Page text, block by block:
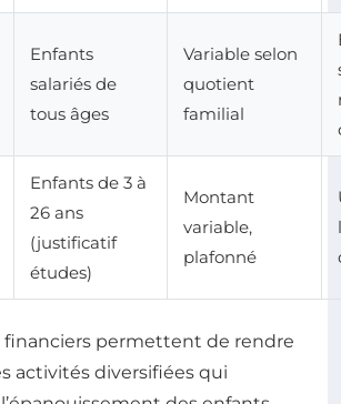
Enfants
salariés de
tous âges
Variable selon
quotient
familial
Enfants de 3 à
26 ans
(justificatif
études)
Montant
variable,
plafonné
financiers permettent de rendre
activités diversifiées qui